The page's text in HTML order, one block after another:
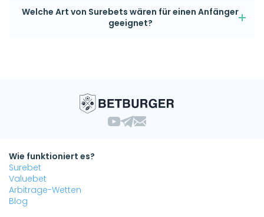
Welche Art von Surebets wären für einen Anfänger
geeignet?
Wie funktioniert es?
Surebet
Valuebet
Arbitrage-Wetten
Blog